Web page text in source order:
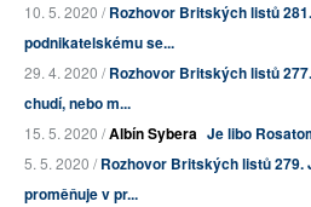
10. 5. 2020 /Rozhovor Britských listů
podnikatelskému se...
29. 4. 2020 /Rozhovor Britských listů
chudí, nebo m...
15. 5. 2020 /Albín Sybera Je libo
5. 5. 2020 /Rozhovor Britských listů
proměňuje v pr...